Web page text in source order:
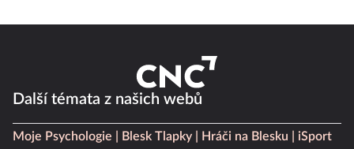
Další témata z našich webů
Moje Psychologie Blesk Tlapky Hráči na Blesku
iSport